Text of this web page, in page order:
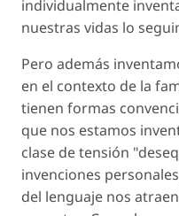
individualmente
nuestras vidas lo
Pero además
en el contexto de la
tienen formas
que nos estamos
clase de tensión
invenciones
del lenguaje nos